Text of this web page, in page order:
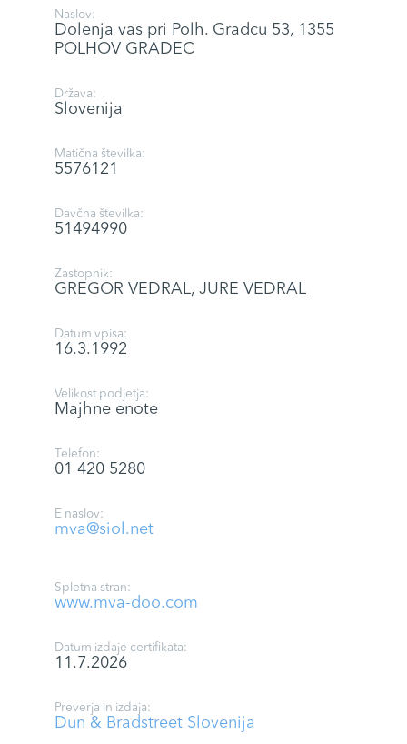
Naslov:
Dolenja vas pri Polh. Gradcu 53, 1355
POLHOV GRADEC
Država:
Slovenija
Matična številka:
5576121
Davčna številka:
51494990
Zastopnik:
GREGOR VEDRAL, JURE VEDRAL
Datum vpisa:
16.3.1992
Velikost podjetja:
Majhne enote
Telefon:
01 420 5280
E naslov:
mva@siol.net
Spletna stran:
www.mva-doo.com
Datum izdaje certifikata:
11.7.2026
Preverja in izdaja:
Dun & Bradstreet Slovenija